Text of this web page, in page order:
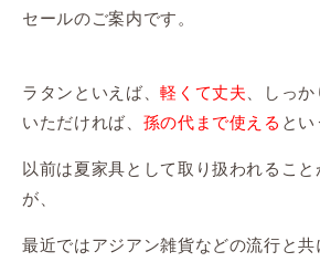
セールのご案内です。
ラタンといえば、軽くて丈夫 、しっ
いただければ、 孫の代まで使える とい
以前は夏家具として取り扱われるこ
が、
最近ではアジアン雑貨などの流行と